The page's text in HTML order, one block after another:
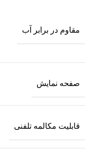
مقاوم در برابر آب
صفحه نمایش
قابلیت مکالمه تلفنی